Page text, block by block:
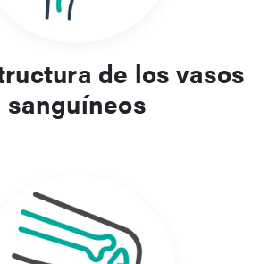
estudio posterior de la patología y la
de los vasos
sanguíneos